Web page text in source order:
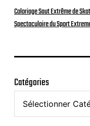
Coloriage Saut Extrême de
Spectaculaire du Sport
Catégories